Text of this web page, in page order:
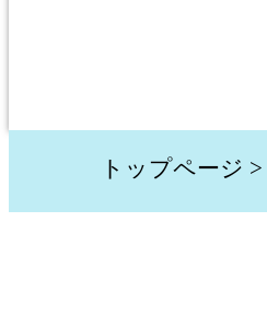
トップページ >